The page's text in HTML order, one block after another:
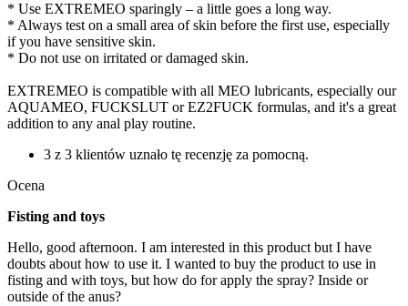
* Use EXTREMEO sparingly – a little goes a long way.
* Always test on a small area of skin before the first use, especially
if you have sensitive skin.
* Do not use on irritated or damaged skin.
EXTREMEO is compatible with all MEO lubricants, especially our
AQUAMEO, FUCKSLUT or EZ2FUCK formulas, and it's a great
addition to any anal play routine.
3 z 3 klientów uznało tę recenzję za pomocną.
Ocena
Fisting and toys
Hello, good afternoon. I am interested in this product but I have
doubts about how to use it. I wanted to buy the product to use in
fisting and with toys, but how do for apply the spray? Inside or
outside of the anus?